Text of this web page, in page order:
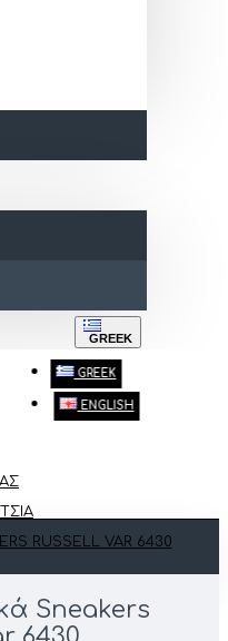
GREEK
GREEK
ENGLISH
RUSSELL VAR 6430
Sneakers